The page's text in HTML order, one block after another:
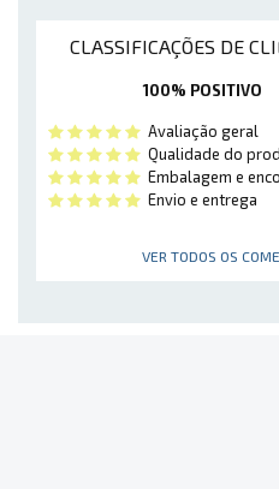
CLASSIFICAÇÕES DE
100% POSITIVO
Avaliação geral
Qualidade do
Embalagem e
Envio e entrega
VER TODOS OS